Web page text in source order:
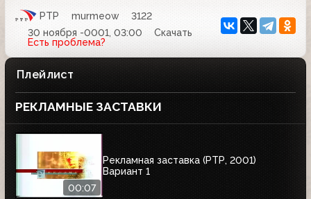
РТР murmeow
3122
30 ноября -0001, 03:00
Скачать
Есть проблема?
Плейлист
РЕКЛАМНЫЕ ЗАСТАВКИ
00:07
Рекламная заставка (РТР, 2001)
Вариант 1